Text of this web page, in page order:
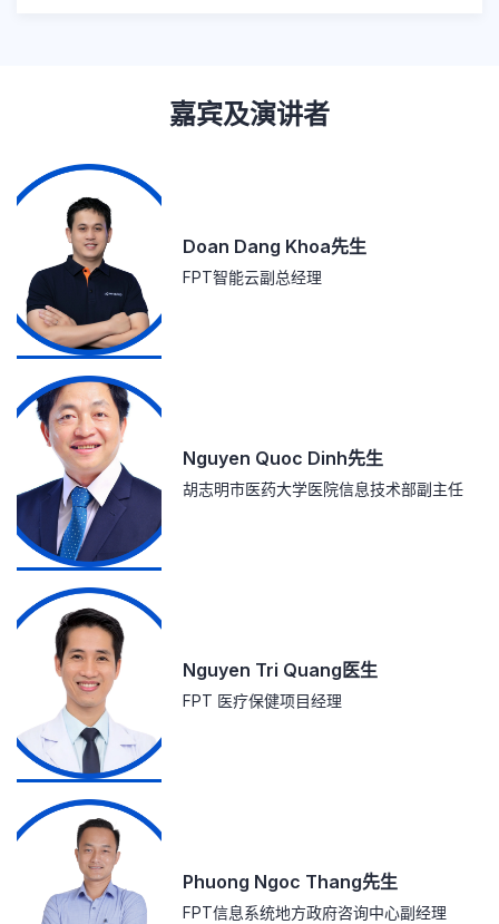
嘉宾及演讲者
Doan Dang Khoa先生
FPT智能云副总经理
Nguyen Quoc Dinh先生
胡志明市医药大学医院信息技术部副主任
Nguyen Tri Quang医生
FPT 医疗保健项目经理
Phuong Ngoc Thang先生
FPT信息系统地方政府咨询中心副经理